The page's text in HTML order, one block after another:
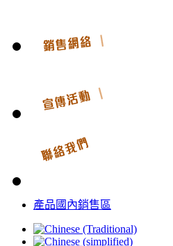
產品國內銷售區